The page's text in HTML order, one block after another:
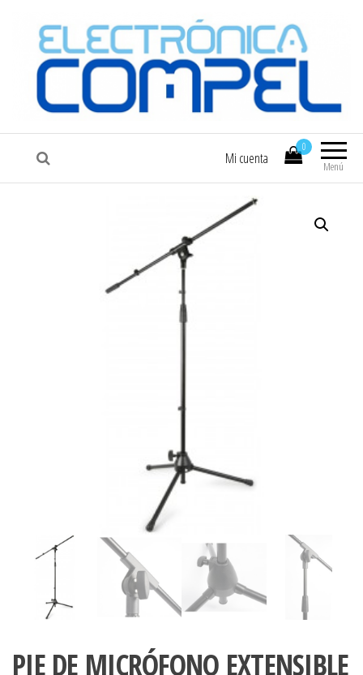
COMPEL Electrónica COMPEL
Menú
0
Mi cuenta
PIE DE MICRÓFONO EXTENSIBLE